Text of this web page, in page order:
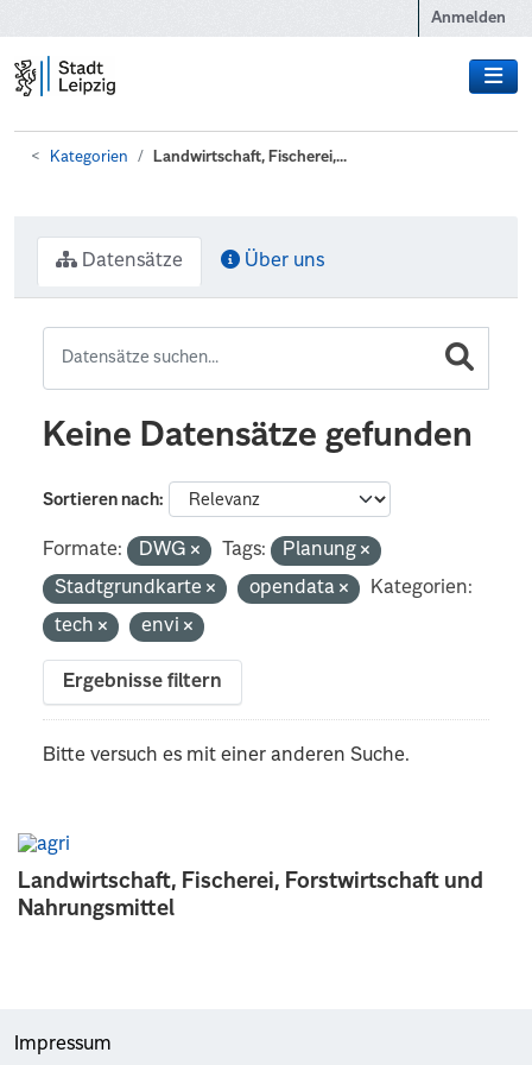
Anmelden
Kategorien Landwirtschaft, Fischerei,...
Landwirtschaft, Fischerei, Forstwirtschaft und
Nahrungsmittel
Datensätze Über uns
Keine Datensätze gefunden
Sortieren nach
Formate: DWG Tags:
Planung
Stadtgrundkarte
opendata
Kategorien:
tech
envi
Ergebnisse filtern
Bitte versuch es mit einer anderen Suche.
Impressum